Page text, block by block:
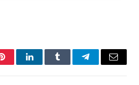
PinterestLinkedInTumblr TelegramEmail